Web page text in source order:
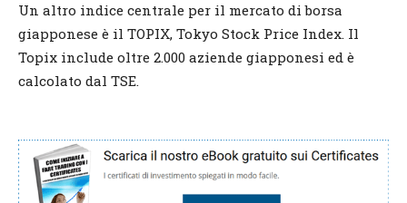
Un altro indice centrale per il mercato di borsa
giapponese è il TOPIX, Tokyo Stock Price Index. Il
Topix include oltre 2.000 aziende giapponesi ed è
calcolato dal TSE.